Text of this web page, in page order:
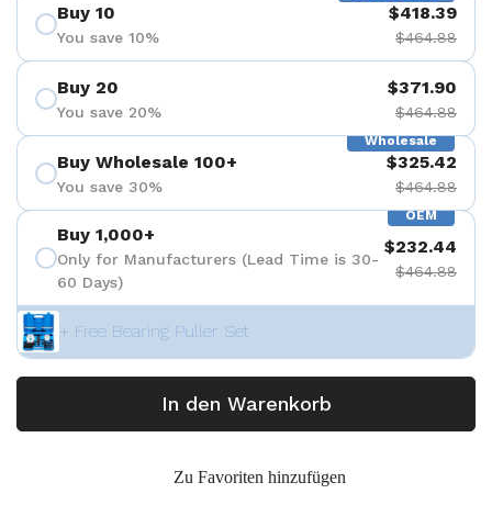
Buy 10
You save 10%
$418.39
$464.88
Buy 20
You save 20%
$371.90
$464.88
Wholesale
Buy Wholesale 100+
You save 30%
$325.42
$464.88
OEM
Buy 1,000+
Only for Manufacturers (Lead Time is 30-
60 Days)
$232.44
$464.88
+ Free Bearing Puller Set
In den Warenkorb
Zu Favoriten hinzufügen